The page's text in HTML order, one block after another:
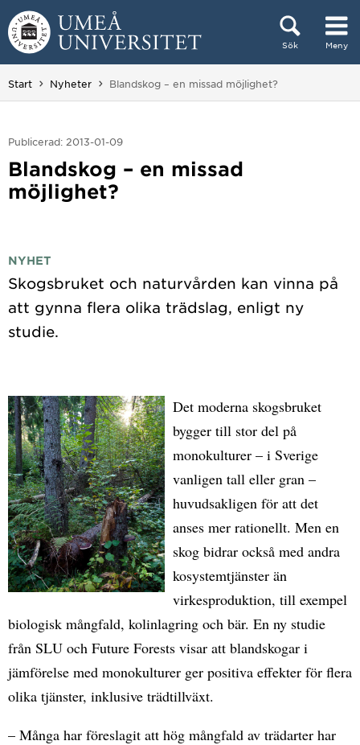
Hoppa direkt till innehållet
Sök Meny
Huvudmenyn dold.
Start Nyheter Du är här:
Blandskog – en missad möjlighet?
Publicerad: 2013-01-09
Blandskog – en missad
möjlighet?
NYHET
Skogsbruket och naturvården kan vinna på
att gynna flera olika trädslag, enligt ny
Det moderna skogsbruket
bygger till stor del på
monokulturer – i Sverige
vanligen tall eller gran –
huvudsakligen för att det
anses mer rationellt. Men en
skog bidrar också med andra
kosystemtjänster än
virkesproduktion, till exempel
biologisk mångfald, kolinlagring och bär. En ny studie
från SLU och Future Forests visar att blandskogar i
jämförelse med monokulturer ger positiva effekter för flera
olika tjänster, inklusive trädtillväxt.
– Många har föreslagit att hög mångfald av trädarter har